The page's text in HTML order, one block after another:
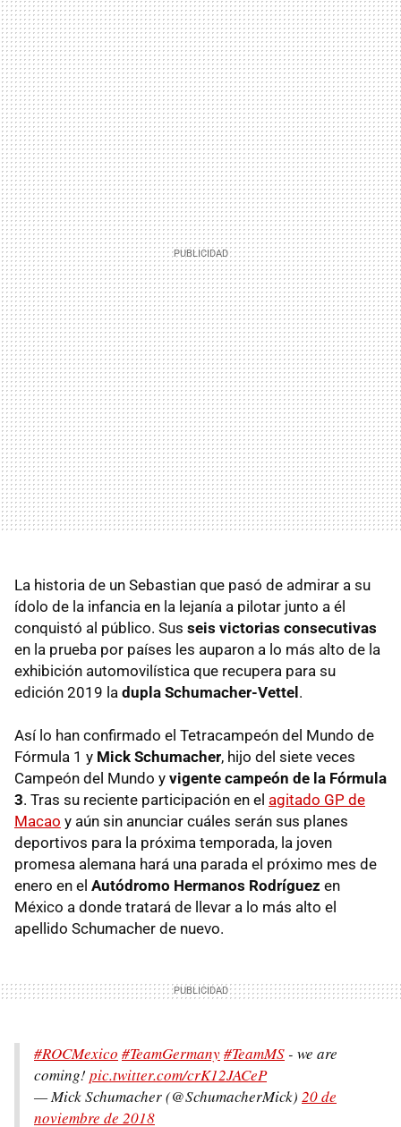
La historia de un Sebastian que pasó de admirar a su
ídolo de la infancia en la lejanía a pilotar junto a él
conquistó al público. Sus seis victorias consecutivas
en la prueba por países les auparon a lo más alto de la
exhibición automovilística que recupera para su
edición 2019 la dupla Schumacher-Vettel.
Así lo han confirmado el Tetracampeón del Mundo de
Fórmula 1 y Mick Schumacher, hijo del siete veces
Campeón del Mundo y vigente campeón de la Fórmula
3. Tras su reciente participación en el agitado GP de
Macao y aún sin anunciar cuáles serán sus planes
deportivos para la próxima temporada, la joven
promesa alemana hará una parada el próximo mes de
enero en el Autódromo Hermanos Rodríguez en
México a donde tratará de llevar a lo más alto el
apellido Schumacher de nuevo.
#ROCMexico #TeamGermany#TeamMS - we are
coming! pic.twitter.com/crK12JACeP
— Mick Schumacher (@SchumacherMick) 20 de
noviembre de 2018